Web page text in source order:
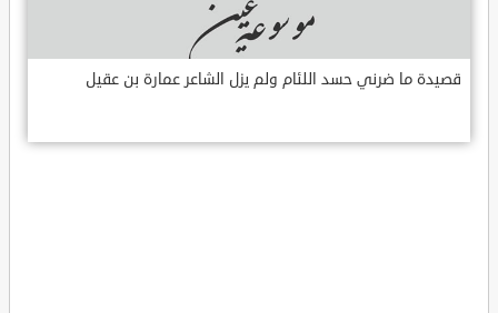
قصيدة ما ضرني حسد اللئام ولم يزل الشاعر عمارة بن عقيل